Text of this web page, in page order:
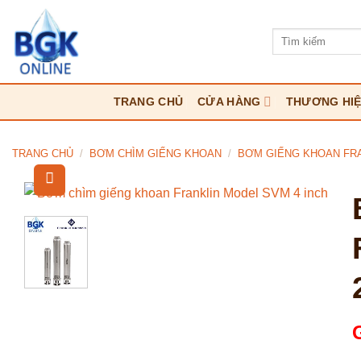
qua
nội
dung
Tìm
kiếm:
TRANG CHỦ CỬA HÀNG THƯƠNG
TRANG CHỦ / BƠM CHÌM GIẾNG KHOAN / BƠM GIẾNG KHOAN